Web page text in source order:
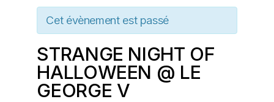
Cet évènement est passé
STRANGE NIGHT OF
HALLOWEEN @ LE
GEORGE V